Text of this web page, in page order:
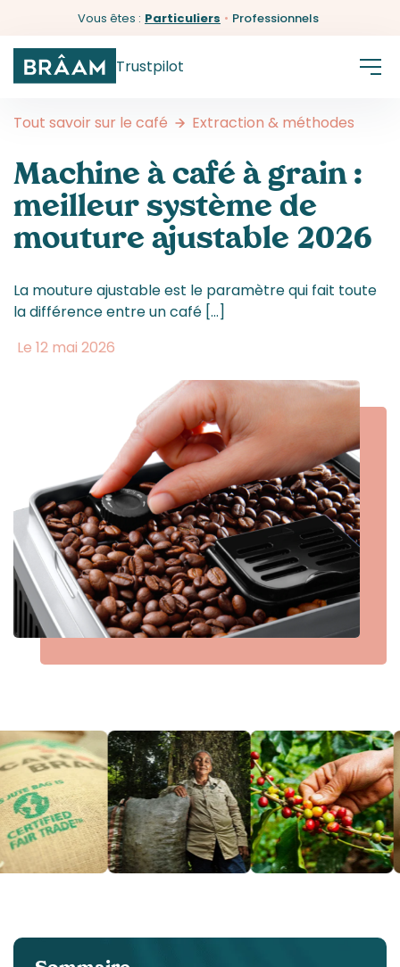
Vous êtes : Particuliers • Professionnels
Trustpilot
Tout savoir sur le café Extraction & méthodes
Machine à café à grain :
meilleur système de
mouture ajustable 2026
La mouture ajustable est le paramètre qui fait toute
la différence entre un café […]
Le 12 mai 2026